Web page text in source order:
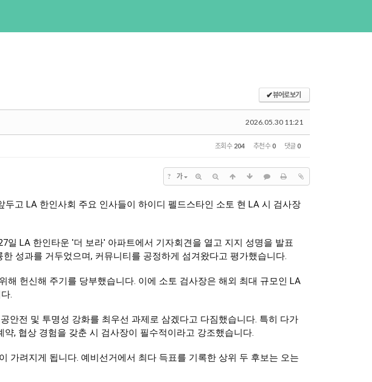
✔뷰어로 보기
2026.05.30 11:21
조회 수 204 추천 수0 댓글0
? 가
고 LA 한인사회 주요 인사들이 하이디 펠드스타인 소토 현 LA 시 검사장
일 LA 한인타운 '더 보라' 아파트에서 기자회견을 열고 지지 성명을 발표
성과를 거두었으며, 커뮤니티를 공정하게 섬겨왔다고 평가했습니다.
헌신해 주기를 당부했습니다. 이에 소토 검사장은 해외 최대 규모인 LA
.
안전 및 투명성 강화를 최우선 과제로 삼겠다고 다짐했습니다. 특히 다가
, 협상 경험을 갖춘 시 검사장이 필수적이라고 강조했습니다.
가려지게 됩니다. 예비선거에서 최다 득표를 기록한 상위 두 후보는 오는